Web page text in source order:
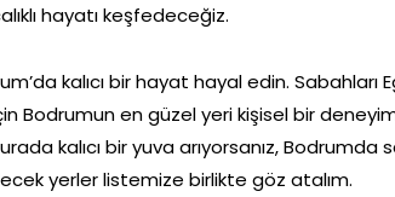
hayatı keşfedeceğiz.
kalıcı bir hayat hayal edin.
Bodrumun en güzel yeri kişisel bir
kalıcı bir yuva arıyorsanız,
yerler listemize birlikte göz atalım.